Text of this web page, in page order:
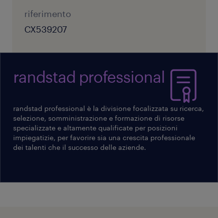
dei dati (GDPR).
riferimento
CX539207
randstad professional
randstad professional è la divisione focalizzata su ricerca,
selezione, somministrazione e formazione di risorse
specializzate e altamente qualificate per posizioni
impiegatizie, per favorire sia una crescita professionale
dei talenti che il successo delle aziende.